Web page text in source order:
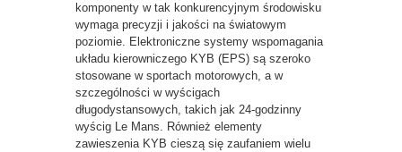
komponenty w tak konkurencyjnym środowisku
wymaga precyzji i jakości na światowym
poziomie. Elektroniczne systemy wspomagania
układu kierowniczego KYB (EPS) są szeroko
stosowane w sportach motorowych, a w
szczególności w wyścigach
długodystansowych, takich jak 24-godzinny
wyścig Le Mans. Również elementy
zawieszenia KYB cieszą się zaufaniem wielu